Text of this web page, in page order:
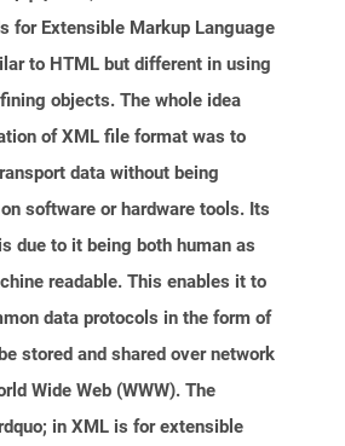
for Extensible Markup Language
to HTML but different in using
objects. The whole idea
of XML file format was to
data without being
software or hardware tools. Its
due to it being both human as
readable. This enables it to
data protocols in the form of
stored and shared over network
Wide Web (WWW). The
in XML is for extensible